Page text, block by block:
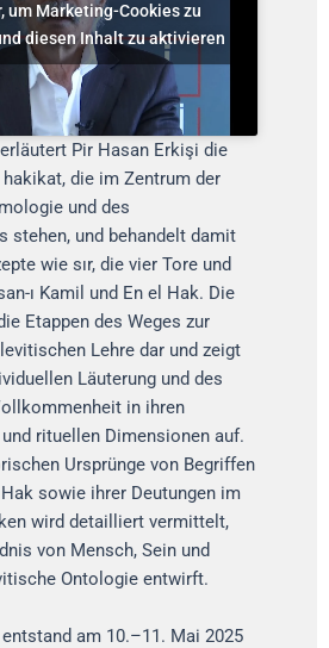
um Marketing-Cookies zu
diesen Inhalt zu aktivieren
Pir Hasan Erkişi die
die im Zentrum der
und des
stehen, und behandelt damit
wie sır, die vier Tore und
ı Kamil und En el Hak. Die
Etappen des Weges zur
Lehre dar und zeigt
Läuterung und des
in ihren
rituellen Dimensionen auf.
Ursprünge von Begriffen
sowie ihrer Deutungen im
wird detailliert vermittelt,
von Mensch, Sein und
Ontologie entwirft.
am 10.–11. Mai 2025